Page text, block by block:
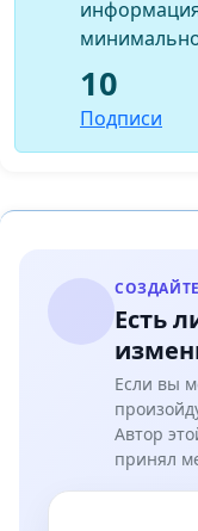
10
Подписи
Есть
Если вы
Автор
принял